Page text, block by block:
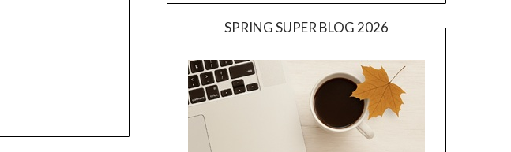
SPRING SUPER BLOG 2026